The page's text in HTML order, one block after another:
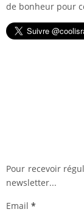
de bonheur pour
Pour recevoir
newsletter...
Email *